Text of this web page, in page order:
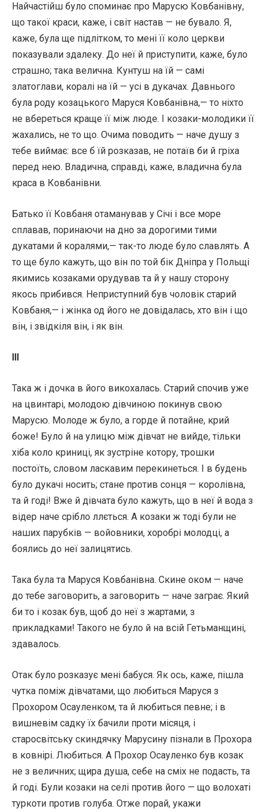
Найчастійш було споминає про Марусю Ковбанівну,
що такої краси, каже, і світ настав — не бувало. Я,
каже, була ще підлітком, то мені її коло церкви
показували здалеку. До неї й приступити, каже, було
страшно; така велична. Кунтуш на їй — самі
златоглави, коралі на їй — усі в дукачах. Давнього
була роду козацького Маруся Ковбанівна,— то ніхто
не вбереться краще її між люде. І козаки-молодики її
жахались, не то що. Очима поводить — наче душу з
тебе виймає: все б їй розказав, не потаїв би й гріха
перед нею. Владична, справді, каже, владична була
краса в Ковбанівни.
Батько її Ковбаня отаманував у Січі і все море
сплавав, поринаючи на дно за дорогими тими
дукатами й коралями,— так-то люде було славлять. А
то ще було кажуть, що він по той бік Дніпра у Польщі
якимись козаками орудував та й у нашу сторону
якось прибився. Неприступний був чоловік старий
Ковбаня,— і жінка од його не довідалась, хто він і що
він, і звідкіля він, і як він.
III
Така ж і дочка в його викохалась. Старий спочив уже
на цвинтарі, молодою дівчиною покинув свою
Марусю. Молоде ж було, а горде й потайне, крий
боже! Було й на улицю між дівчат не вийде, тільки
хіба коло криниці, як зустріне котору, трошки
постоїть, словом ласкавим перекинеться. І в будень
було дукачі носить; стане против сонця — королівна,
та й годі! Вже й дівчата було кажуть, що в неї й вода з
відер наче срібло ллється. А козаки ж тоді були не
наших парубків — войовники, хоробрі молодці, а
боялись до неї залицятись.
Така була та Маруся Ковбанівна. Скине оком — наче
до тебе заговорить, а заговорить — наче заграє. Який
би то і козак був, щоб до неї з жартами, з
прикладками! Такого не було й на всій Гетьманщині,
здавалось.
Отак було розказує мені бабуся. Як ось, каже, пішла
чутка поміж дівчатами, що любиться Маруся з
Прохором Осауленком, та й любиться певне; і в
вишневім садку їх бачили проти місяця, і
старосвітську скиндячку Марусину пізнали в Прохора
в ковнірі. Любиться. А Прохор Осауленко був козак
не з величних; щира душа, себе на сміх не подасть, та
й годі. Були козаки на селі против його — що волохаті
туркоти против голуба. Отже порай, укажи